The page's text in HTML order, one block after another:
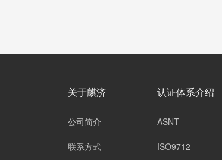
关于麒济
公司简介
联系方式
认证体系介绍
ASNT
ISO9712